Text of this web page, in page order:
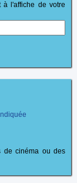
à l'affiche de votre
de cinéma ou des